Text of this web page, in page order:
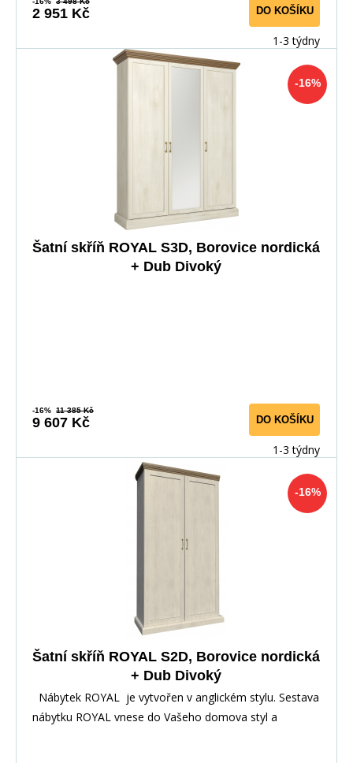
2 951 Kč DO KOŠÍKU
1-3 týdny
-16%
Šatní skříň ROYAL S3D, Borovice nordická
+ Dub Divoký
-16% 11 385 Kč
9 607 Kč DO KOŠÍKU
1-3 týdny
-16%
Šatní skříň ROYAL S2D, Borovice nordická
+ Dub Divoký
Nábytek ROYAL je vytvořen v anglickém stylu. Sestava
nábytku ROYAL vnese do Vašeho domova styl a